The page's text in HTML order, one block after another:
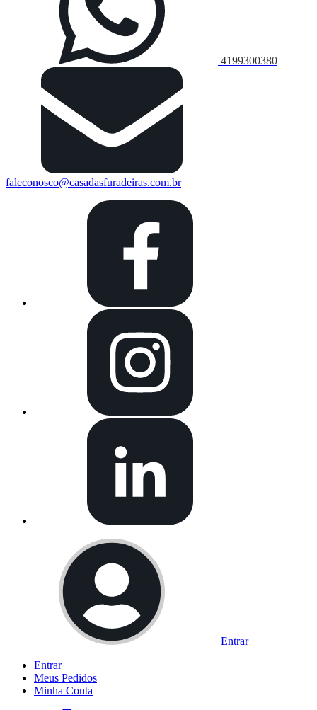
4199300380
faleconosco@casadasfuradeiras.com.br
Entrar
Entrar
Meus Pedidos
Minha Conta